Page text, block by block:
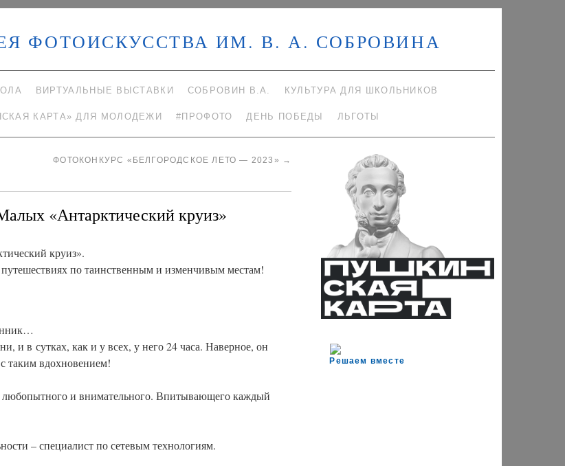
ФОТОИСКУССТВА ИМ. В. А. СОБРОВИНА
ВИРТУАЛЬНЫЕ ВЫСТАВКИ СОБРОВИН В.А. КУЛЬТУРА ДЛЯ ШКОЛЬНИКОВ
КАРТА» ДЛЯ МОЛОДЕЖИ #ПРОФОТО ДЕНЬ ПОБЕДЫ ЛЬГОТЫ
ФОТОКОНКУРС «БЕЛГОРОДСКОЕ ЛЕТО — 2023» →
«Антарктический круиз»
круиз».
по таинственным и изменчивым местам!
и в сутках, как и у всех, у него 24 часа. Наверное, он
таким вдохновением!
любопытного и внимательного. Впитывающего каждый
– специалист по сетевым технологиям.
Решаем вместе